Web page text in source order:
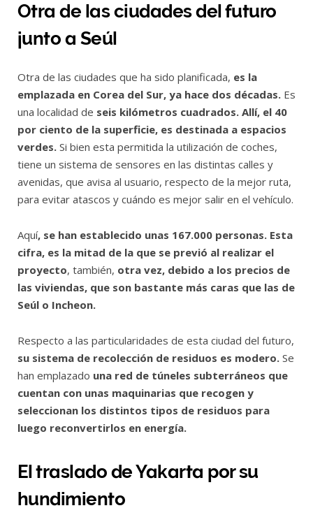
Otra de las ciudades del futuro
junto a Seúl
Otra de las ciudades que ha sido planificada, es la
emplazada en Corea del Sur, ya hace dos décadas. Es
una localidad de seis kilómetros cuadrados. Allí, el 40
por ciento de la superficie, es destinada a espacios
verdes. Si bien esta permitida la utilización de coches,
tiene un sistema de sensores en las distintas calles y
avenidas, que avisa al usuario, respecto de la mejor ruta,
para evitar atascos y cuándo es mejor salir en el vehículo.
Aquí, se han establecido unas 167.000 personas. Esta
cifra, es la mitad de la que se previó al realizar el
proyecto, también, otra vez, debido a los precios de
las viviendas, que son bastante más caras que las de
Seúl o Incheon.
Respecto a las particularidades de esta ciudad del futuro,
su sistema de recolección de residuos es modero. Se
han emplazado una red de túneles subterráneos que
cuentan con unas maquinarias que recogen y
seleccionan los distintos tipos de residuos para
luego reconvertirlos en energía.
El traslado de Yakarta por su
hundimiento